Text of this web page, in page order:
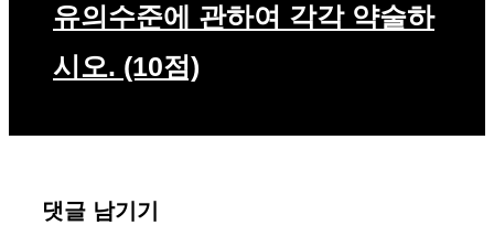
유의수준에 관하여 각각 약술하
시오. (10점)
댓글 남기기